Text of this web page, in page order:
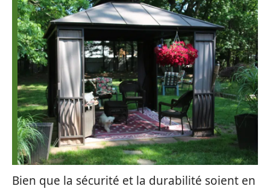
Bien que la sécurité et la durabilité soient en